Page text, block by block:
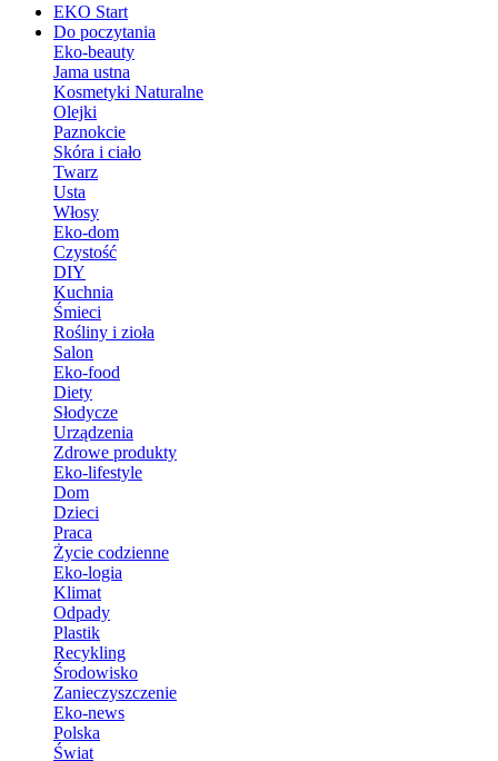
EKO Start
Do poczytania
Eko-beauty
Jama ustna
Kosmetyki Naturalne
Olejki
Paznokcie
Skóra i ciało
Twarz
Usta
Włosy
Eko-dom
Czystość
DIY
Kuchnia
Śmieci
Rośliny i zioła
Salon
Eko-food
Diety
Słodycze
Urządzenia
Zdrowe produkty
Eko-lifestyle
Dom
Dzieci
Praca
Życie codzienne
Eko-logia
Klimat
Odpady
Plastik
Recykling
Środowisko
Zanieczyszczenie
Eko-news
Polska
Świat